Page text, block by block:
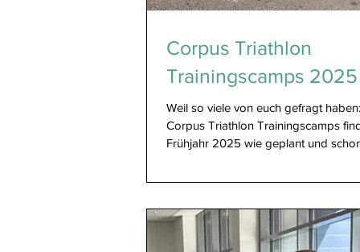
Corpus Triathlon
Trainingscamps 2025
Weil so viele von euch gefragt
Corpus Triathlon Trainingscamps
Frühjahr 2025 wie geplant und